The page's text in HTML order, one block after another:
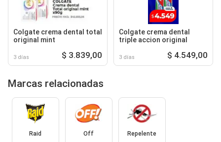
Colgate crema dental total
original mint
3 días $ 3.839,00
Colgate crema dental
triple accion original
3 días $ 4.549,00
Marcas relacionadas
Raid Off Repelente